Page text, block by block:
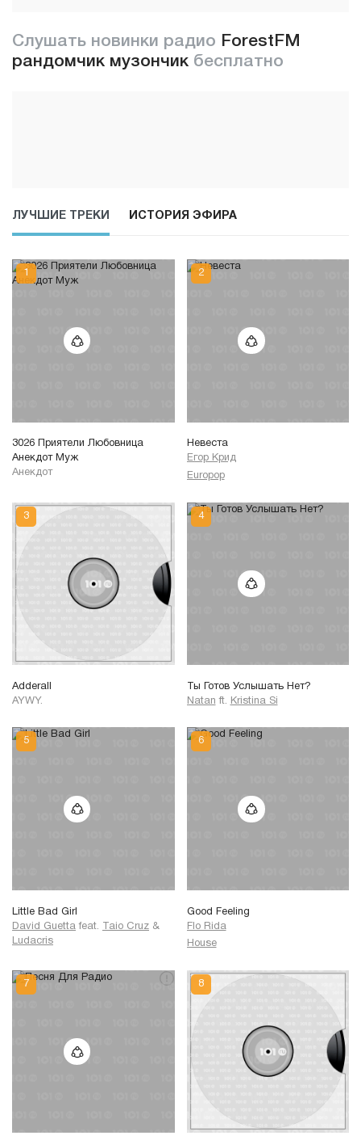
Слушать новинки радио ForestFM
рандомчик музончик бесплатно
ЛУЧШИЕ ТРЕКИ ИСТОРИЯ ЭФИРА
3026 Приятели Любовница
Анекдот Муж
Анекдот
Невеста
Егор Крид
Europop
Adderall
AYWY.
Ты Готов Услышать Нет?
Natan ft. Kristina Si
Little Bad Girl
David Guetta feat. Taio Cruz &
Ludacris
Good Feeling
Flo Rida
House